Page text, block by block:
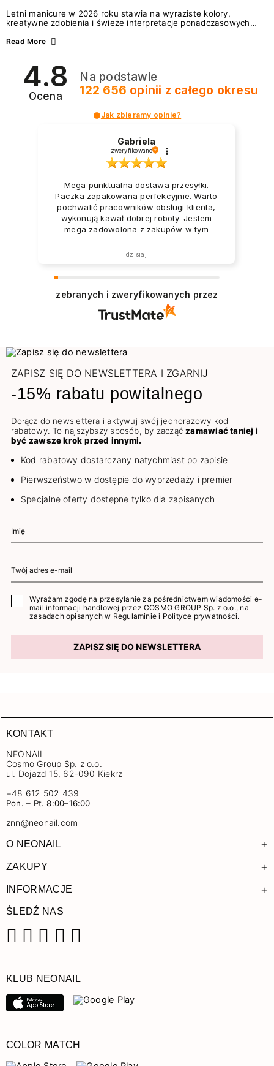
Letni manicure w 2026 roku stawia na wyraziste kolory,
kreatywne zdobienia i świeże interpretacje ponadczasowych
zarówno energetycznych odcieni inspirowanych wakacjami, jak
2026? Znajdź inspirację dla swojego manicure!
Read More
4.8
Ocena
Na podstawie
122 656 opinii z całego okresu
Jak zbieramy opinie?
Gabriela
zweryfikowano
Mega punktualna dostawa przesyłki.
Paczka zapakowana perfekcyjnie. Warto
pochwalić pracowników obsługi klienta,
wykonują kawał dobrej roboty. Jestem
mega zadowolona z zakupów w tym
dzisiaj
zebranych i zweryfikowanych przez
ZAPISZ SIĘ DO NEWSLETTERA I ZGARNIJ
-15% rabatu powitalnego
Dołącz do newslettera i aktywuj swój jednorazowy kod
rabatowy. To najszybszy sposób, by zacząćzamawiać taniej i
być zawsze krok przed innymi.
Kod rabatowy dostarczany natychmiast po zapisie
Pierwszeństwo w dostępie do wyprzedaży i premier
Specjalne oferty dostępne tylko dla zapisanych
Wyrażam zgodę na przesyłanie za pośrednictwem wiadomości e-
mail informacji handlowej przez COSMO GROUP Sp. z o.o., na
zasadach opisanych w Regulaminie i Polityce prywatności.
ZAPISZ SIĘ DO NEWSLETTERA
KONTAKT
NEONAIL
Cosmo Group Sp. z o.o.
ul. Dojazd 15, 62-090 Kiekrz
+48 612 502 439
Pon. – Pt. 8:00–16:00
znn@neonail.com
O NEONAIL +
ZAKUPY +
INFORMACJE +
ŚLEDŹ NAS
KLUB NEONAIL
COLOR MATCH